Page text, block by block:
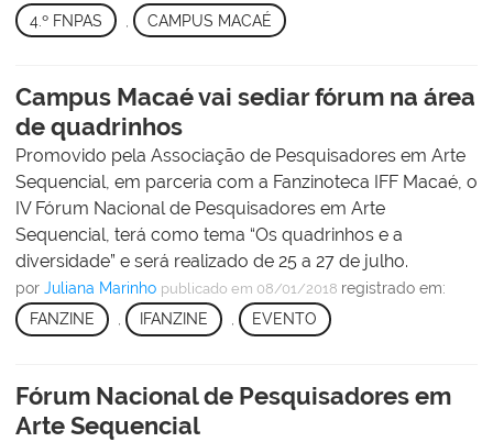
4.º FNPAS CAMPUS MACAÉ
Campus Macaé vai sediar fórum na área
de quadrinhos
Promovido pela Associação de Pesquisadores em Arte
Sequencial, em parceria com a Fanzinoteca IFF Macaé, o
IV Fórum Nacional de Pesquisadores em Arte
Sequencial, terá como tema “Os quadrinhos e a
diversidade” e será realizado de 25 a 27 de julho.
por Juliana Marinho publicado em 08/01/2018 registrado em:
FANZINE
, IFANZINE , EVENTO
Fórum Nacional de Pesquisadores em
Arte Sequencial